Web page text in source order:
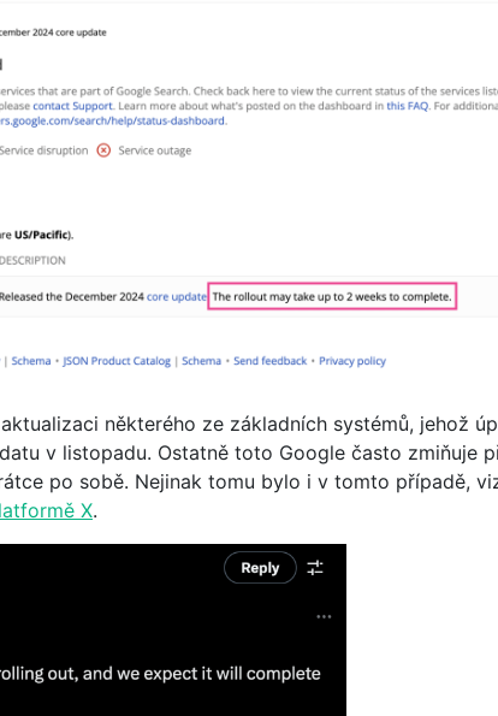
některého ze základních systémů, jehož
v listopadu. Ostatně toto Google často zmiňuje
po sobě. Nejinak tomu bylo i v tomto případě,
X.